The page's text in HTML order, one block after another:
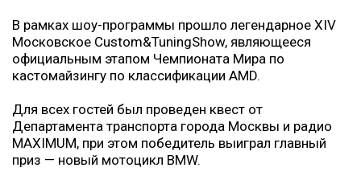
В рамках шоу-программы прошло легендарное XIV
Московское Custom&TuningShow, являющееся
официальным этапом Чемпионата Мира по
кастомайзингу по классификации AMD.
Для всех гостей был проведен квест от
Департамента транспорта города Москвы и радио
MAXIMUM, при этом победитель выиграл главный
приз — новый мотоцикл BMW.